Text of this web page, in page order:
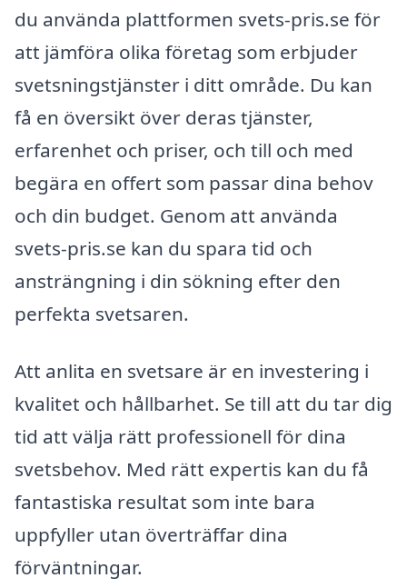
du använda plattformen svets-pris.se för
att jämföra olika företag som erbjuder
svetsningstjänster i ditt område. Du kan
få en översikt över deras tjänster,
erfarenhet och priser, och till och med
begära en offert som passar dina behov
och din budget. Genom att använda
svets-pris.se kan du spara tid och
ansträngning i din sökning efter den
perfekta svetsaren.
Att anlita en svetsare är en investering i
kvalitet och hållbarhet. Se till att du tar dig
tid att välja rätt professionell för dina
svetsbehov. Med rätt expertis kan du få
fantastiska resultat som inte bara
uppfyller utan överträffar dina
förväntningar.